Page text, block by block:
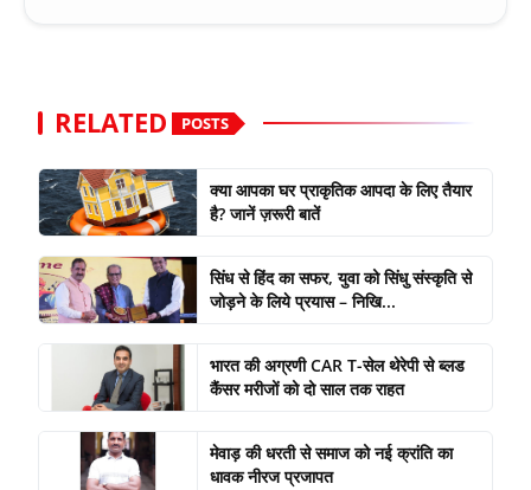
RELATED POSTS
क्या आपका घर प्राकृतिक आपदा के लिए तैयार
है? जानें ज़रूरी बातें
सिंध से हिंद का सफर, युवा को सिंधु संस्कृति से
जोड़ने के लिये प्रयास – निखि...
भारत की अग्रणी CAR T-सेल थेरेपी से ब्लड
कैंसर मरीजों को दो साल तक राहत
मेवाड़ की धरती से समाज को नई क्रांति का
धावक नीरज प्रजापत